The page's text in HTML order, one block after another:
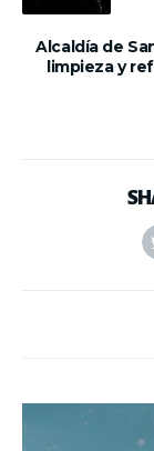
Alcaldía de
limpieza y